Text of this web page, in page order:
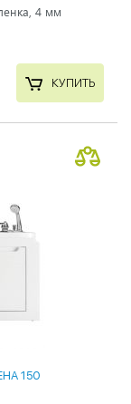
4 мм
КУПИТЬ
150